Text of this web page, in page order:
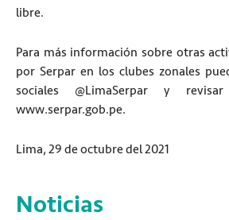
libre.
Para más información sobre otras
por Serpar en los clubes zonales
sociales @LimaSerpar y
www.serpar.gob.pe.
Lima, 29 de octubre del 2021
Noticias